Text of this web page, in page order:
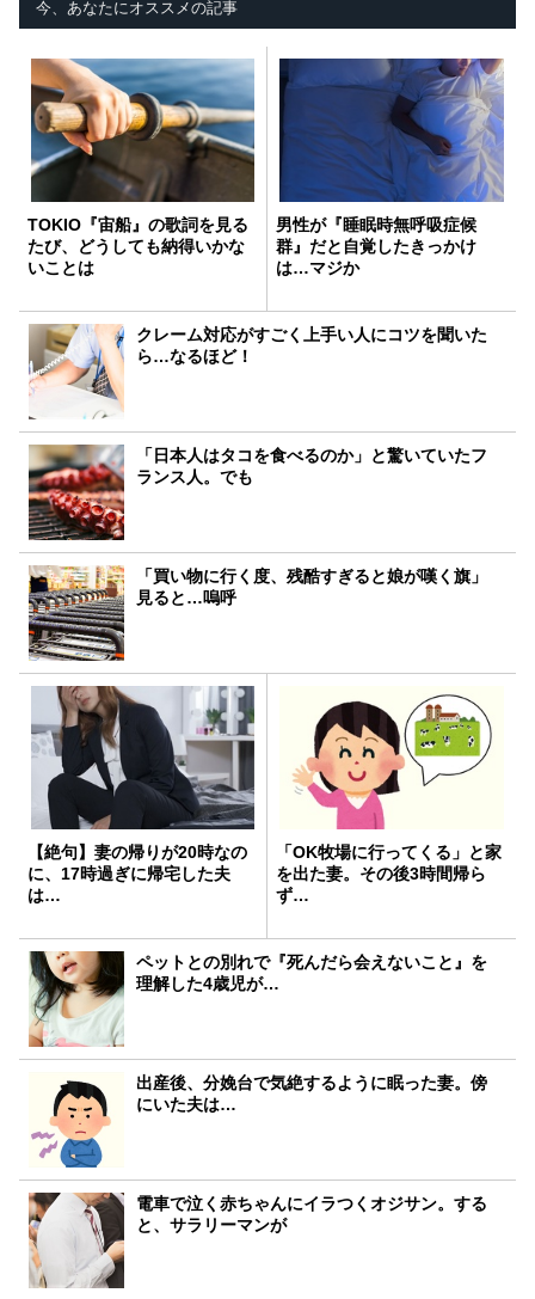
今、あなたにオススメの記事
TOKIO『宙船』の歌詞を見る
たび、どうしても納得いかな
いことは
男性が『睡眠時無呼吸症候
群』だと自覚したきっかけ
は…マジか
クレーム対応がすごく上手い人にコツを聞いた
ら…なるほど！
「日本人はタコを食べるのか」と驚いていたフ
ランス人。でも
「買い物に行く度、残酷すぎると娘が嘆く旗」
見ると…嗚呼
【絶句】妻の帰りが20時なの
に、17時過ぎに帰宅した夫
は…
「OK牧場に行ってくる」と家
を出た妻。その後3時間帰ら
ず…
ペットとの別れで『死んだら会えないこと』を
理解した4歳児が…
出産後、分娩台で気絶するように眠った妻。傍
にいた夫は…
電車で泣く赤ちゃんにイラつくオジサン。する
と、サラリーマンが